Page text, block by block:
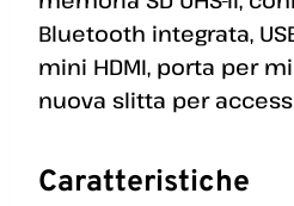
Bluetooth integrata,
mini HDMI, porta per
nuova slitta per
Caratteristiche